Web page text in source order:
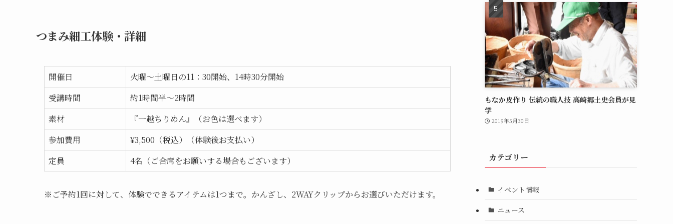
つまみ細工体験・詳細
開催日
火曜～土曜日の11：30開始、14時30分開始
受講時間
約1時間半～2時間
素材
『一越ちりめん』（お色は選べます）
参加費用
¥3,500（税込）（体験後お支払い）
定員
4名（ご合席をお願いする場合もございます）
※ご予約1回に対して、体験でできるアイテムは1つまで。かんざし、2WAYクリップからお選びいただけます。
もなか皮作り 伝統の職人技 高崎郷土史会員が見
学
2019年5月30日
カテゴリー
イベント情報
ニュース